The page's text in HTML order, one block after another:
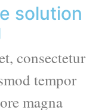
solution
consectetur
tempor
magna